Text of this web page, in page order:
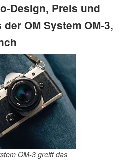
Design, Preis und
OM System OM-3,
OM-3 greift das